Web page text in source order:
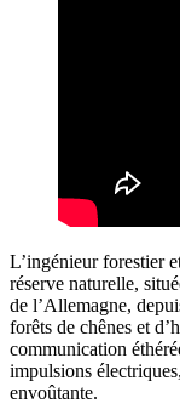
L’ingénieur forestier
réserve naturelle,
de l’Allemagne,
forêts de chênes et
communication
impulsions
envoûtante.